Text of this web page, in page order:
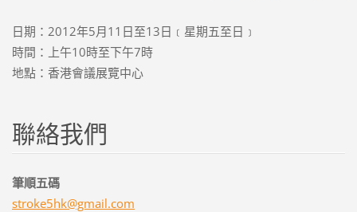
日期：2012年5月11日至13日﹝星期五至日﹞
時間：上午10時至下午7時
地點：香港會議展覽中心
聯絡我們
筆順五碼
stroke5hk@gmail.com